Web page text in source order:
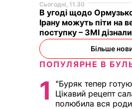
Сьогодні, 11.30
В угоді щодо
Ірану можуть піти на
поступку – ЗМІ
Більше
ПОПУЛЯРНЕ В
1
"Буряк тепер готую
Цікавий рецепт
полюбила вся